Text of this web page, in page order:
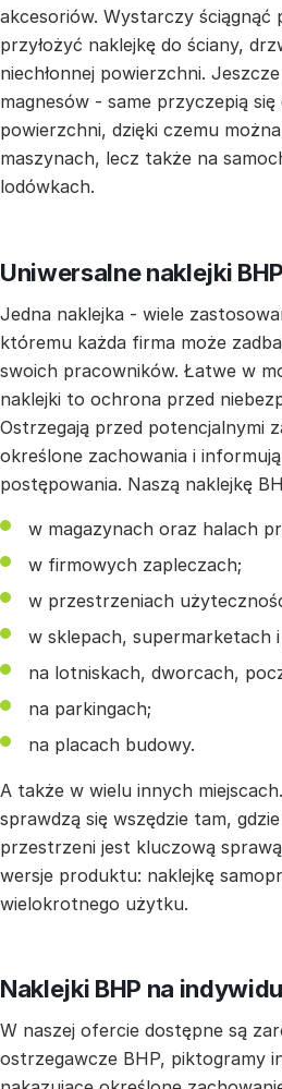
akcesoriów. Wystarczy ściągnąć
przyłożyć naklejkę do ściany,
niechłonnej powierzchni.
magnesów - same przyczepią
powierzchni, dzięki czemu
maszynach, lecz także na
lodówkach.
Uniwersalne naklejki BHP
Jedna naklejka - wiele
któremu każda firma może
swoich pracowników. Łatwe w
naklejki to ochrona przed
Ostrzegają przed potencjalnymi
określone zachowania i
postępowania. Naszą naklejkę
w magazynach oraz halach
w firmowych zapleczach;
w przestrzeniach
w sklepach, supermarketach
na lotniskach, dworcach,
na parkingach;
na placach budowy.
A także w wielu innych
sprawdzą się wszędzie tam,
przestrzeni jest kluczową
wersje produktu: naklejkę
wielokrotnego użytku.
Naklejki BHP na
W naszej ofercie dostępne są
ostrzegawcze BHP, piktogramy